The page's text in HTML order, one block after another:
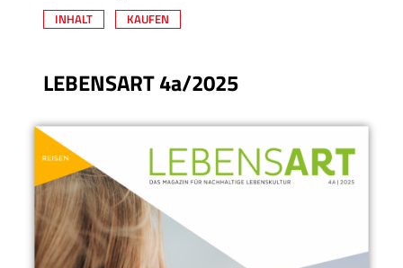
INHALT KAUFEN
LEBENSART 4a/2025